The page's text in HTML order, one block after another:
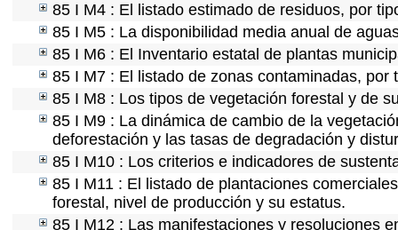
85 I M4 : El listado estimado de residuos, por
85 I M5 : La disponibilidad media anual de
85 I M6 : El Inventario estatal de plantas
85 I M7 : El listado de zonas contaminadas,
85 I M8 : Los tipos de vegetación forestal y de
85 I M9 : La dinámica de cambio de la
deforestación y las tasas de degradación y
85 I M10 : Los criterios e indicadores de
85 I M11 : El listado de plantaciones
forestal, nivel de producción y su estatus.
85 I M12 : Las manifestaciones y resoluciones